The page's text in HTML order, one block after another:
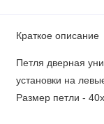
Краткое описание
Петля дверная
установки на
Размер петли -